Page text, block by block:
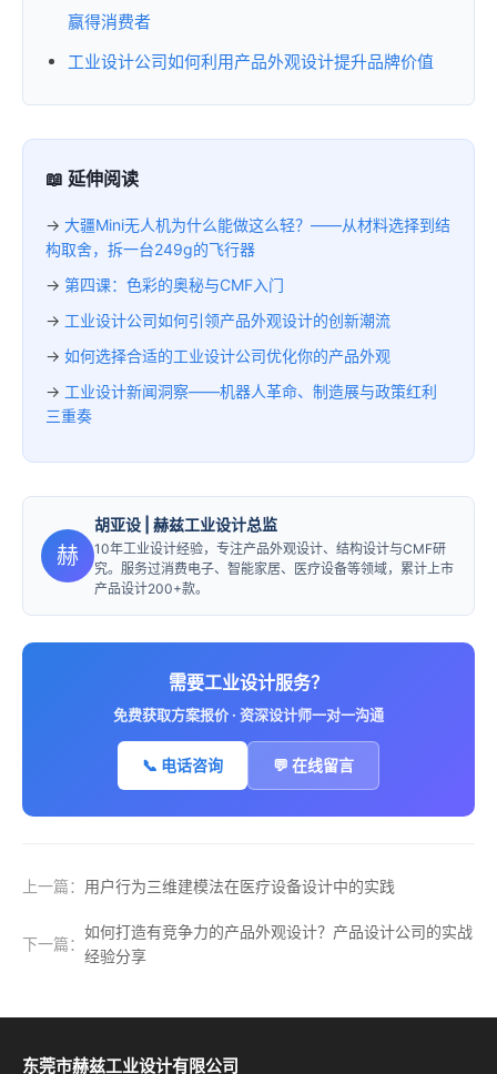
赢得消费者
工业设计公司如何利用产品外观设计提升品牌价值
📖 延伸阅读
→ 大疆Mini无人机为什么能做这么轻？——从材料选择到结
构取舍，拆一台249g的飞行器
→ 第四课：色彩的奥秘与CMF入门
→ 工业设计公司如何引领产品外观设计的创新潮流
→ 如何选择合适的工业设计公司优化你的产品外观
→ 工业设计新闻洞察——机器人革命、制造展与政策红利
三重奏
赫
胡亚设 | 赫兹工业设计总监
10年工业设计经验，专注产品外观设计、结构设计与CMF研
究。服务过消费电子、智能家居、医疗设备等领域，累计上市
产品设计200+款。
需要工业设计服务？
免费获取方案报价 · 资深设计师一对一沟通
📞 电话咨询 💬 在线留言
上一篇： 用户行为三维建模法在医疗设备设计中的实践
下一篇：
如何打造有竞争力的产品外观设计？产品设计公司的实战
经验分享
东莞市赫兹工业设计有限公司